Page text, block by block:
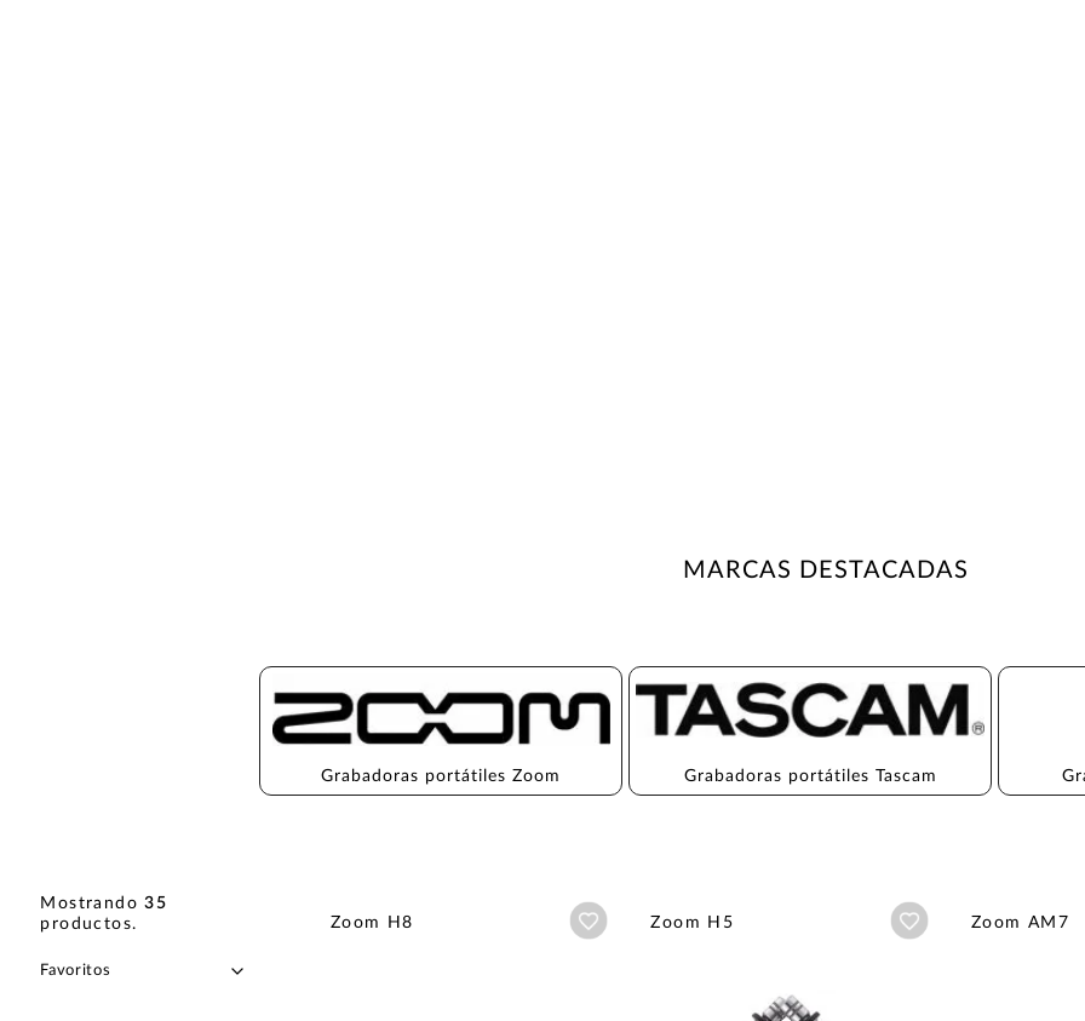
MARCAS DESTACADAS
Grabadoras portátiles Zoom Grabadoras portátiles Tascam
Mostrando35
productos. Zoom H8 Añadir a wishlist
Zoom H5 Añadir a wishlist
Zoom AM7